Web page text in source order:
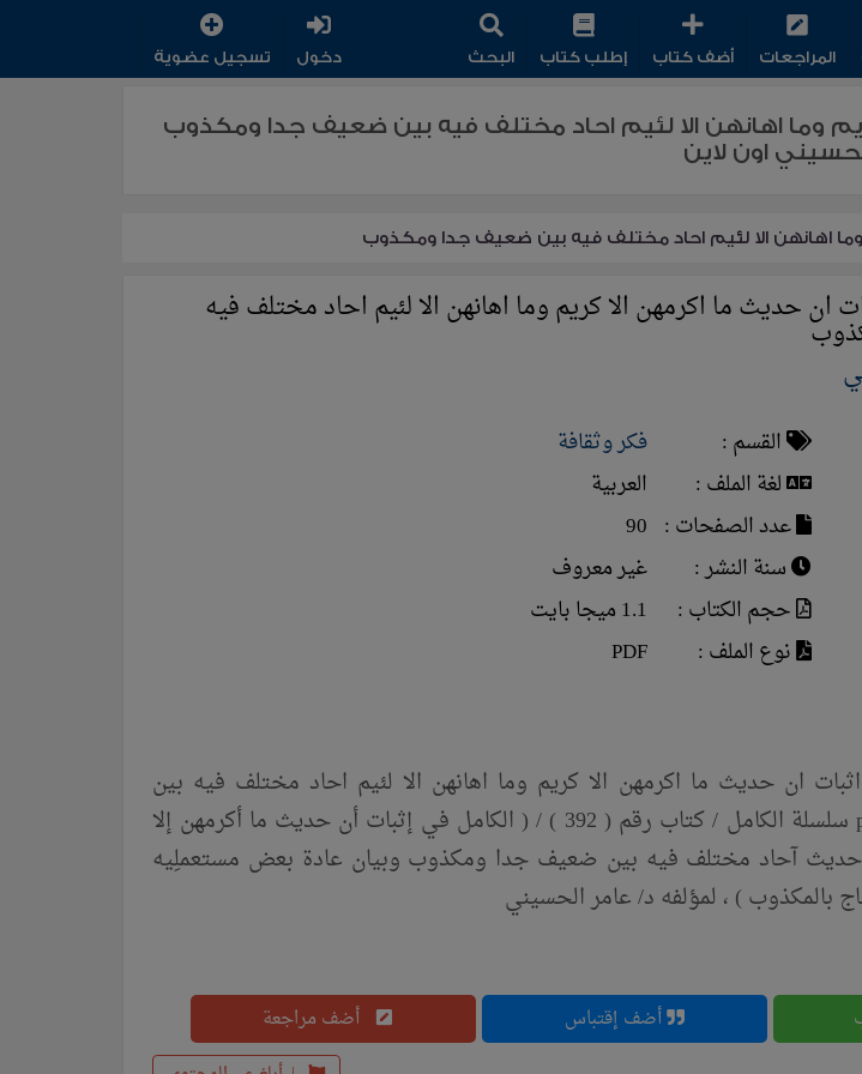
المراجعات أضف كتاب إطلب كتاب البحث دخول تسجيل عضوية
وما اهانهن الا لئيم احاد مختلف فيه بين ضعيف جدا ومكذوب
اون لاين
اهانهن الا لئيم احاد مختلف فيه بين ضعيف جدا ومكذوب
ان حديث ما اكرمهن الا كريم وما اهانهن الا لئيم احاد مختلف فيه
القسم :
فكر وثقافة
لغة الملف :
العربية
عدد الصفحات : 90
سنة النشر :
غير معروف
حجم الكتاب :
1.1 ميجا بايت
نوع الملف :
PDF
ان حديث ما اكرمهن الا كريم وما اهانهن الا لئيم احاد مختلف فيه بين
ضعيف جدا ومكذوب pdf سلسلة الكامل / كتاب رقم ( 392 ) / ( الكامل في إثبات أن حديث ما أكرمهن إلا
حديث آحاد مختلف فيه بين ضعيف جدا ومكذوب وبيان عادة بعض مستعملِيه
بالمكذوب ) ، لمؤلفه د/ عامر الحسيني
أضف إقتباس أضف مراجعة